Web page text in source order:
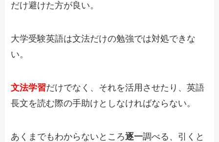
だけ避けた方が良い。
大学受験英語は文法だけの勉強では対処できな
い。
文法学習だけでなく、それを活用させたり、英語
長文を読む際の手助けとしなければならない。
あくまでもわからないところ逐一調べる、引くと